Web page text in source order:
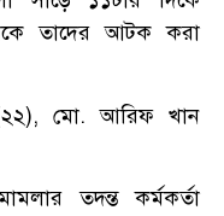
তাদের আটক করা
মো. আরিফ খান
তদন্ত কর্মকর্তা